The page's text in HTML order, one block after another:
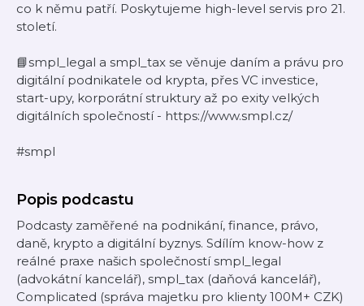
co k němu patří. Poskytujeme high-level servis pro 21.
století.
📘smpl_legal a smpl_tax se věnuje daním a právu pro
digitální podnikatele od krypta, přes VC investice,
start-upy, korporátní struktury až po exity velkých
digitálních společností - https://www.smpl.cz/
#smpl
Popis podcastu
Podcasty zaměřené na podnikání, finance, právo,
daně, krypto a digitální byznys. Sdílím know-how z
reálné praxe našich společností smpl_legal
(advokátní kancelář), smpl_tax (daňová kancelář),
Complicated (správa majetku pro klienty 100M+ CZK)